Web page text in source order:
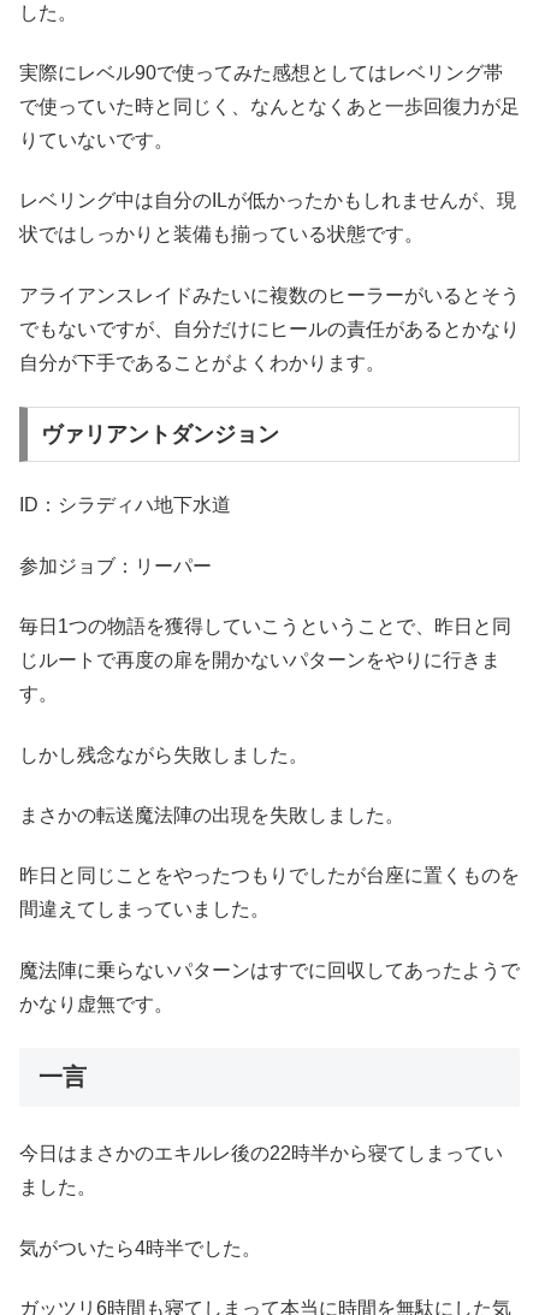
した。
実際にレベル90で使ってみた感想としてはレベリング帯
で使っていた時と同じく、なんとなくあと一歩回復力が足
りていないです。
レベリング中は自分のILが低かったかもしれませんが、現
状ではしっかりと装備も揃っている状態です。
アライアンスレイドみたいに複数のヒーラーがいるとそう
でもないですが、自分だけにヒールの責任があるとかなり
自分が下手であることがよくわかります。
ヴァリアントダンジョン
ID：シラディハ地下水道
参加ジョブ：リーパー
毎日1つの物語を獲得していこうということで、昨日と同
じルートで再度の扉を開かないパターンをやりに行きま
す。
しかし残念ながら失敗しました。
まさかの転送魔法陣の出現を失敗しました。
昨日と同じことをやったつもりでしたが台座に置くものを
間違えてしまっていました。
魔法陣に乗らないパターンはすでに回収してあったようで
かなり虚無です。
一言
今日はまさかのエキルレ後の22時半から寝てしまってい
ました。
気がついたら4時半でした。
ガッツリ6時間も寝てしまって本当に時間を無駄にした気